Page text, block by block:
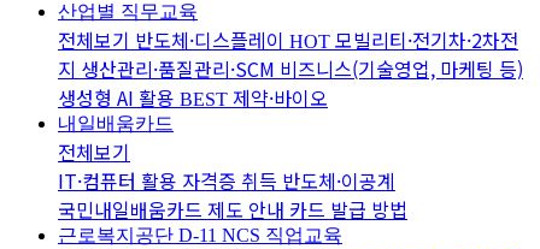
산업별 직무교육
전체보기 반도체·디스플레이 HOT 모빌리티·전기차·2차전
지 생산관리·품질관리·SCM 비즈니스(기술영업, 마케팅 등)
생성형 AI 활용 BEST 제약·바이오
내일배움카드
전체보기
IT·컴퓨터 활용 자격증 취득 반도체·이공계
국민내일배움카드 제도 안내 카드 발급 방법
근로복지공단 D-11 NCS 직업교육